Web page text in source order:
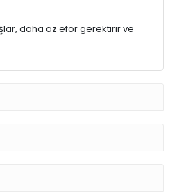
daha az efor gerektirir ve